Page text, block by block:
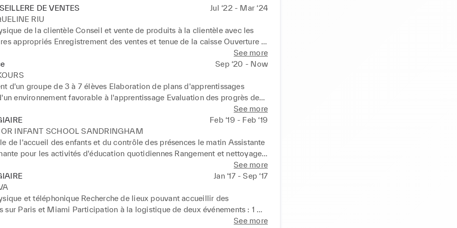
DE VENTES
Jul ‘22 - Mar ‘24
RIU
de la clientèle Conseil et vente de produits à la clientèle avec les
appropriés Enregistrement des ventes et tenue de la caisse Ouverture
de la boutique Vérification de la bonne tenue la boutique et entretien du
Présentation des produits de la boutique selon les principes
mis en place par l'entreprise
See more
Sep ‘20 - Now
d'un groupe de 3 à 7 élèves Elaboration de plans d'apprentissages
environnement favorable à l'apprentissage Evaluation des progrès des
quotidienne avec les parents Rédaction de comptes rendus
See more
Feb ‘19 - Feb ‘19
INFANT SCHOOL SANDRINGHAM
de l'accueil des enfants et du contrôle des présences le matin Assistante
pour les activités d'éducation quotidiennes Rangement et nettoyage
jeux à la fin de la journée et préparation de la journée du lendemain
avec les enseignants pour développer des activités éducatives et
d'un atelier d'introduction à la culture française Assistance aux
de tâches de la vie quotidienne : hygiène, tenues vestimentaires...
See more
Jan ‘17 - Sep ‘17
et téléphonique Recherche de lieux pouvant accueillir des
sur Paris et Miami Participation à la logistique de deux événements : 1
2.Mise en page de menus 3.Location de bornes d'informations See more